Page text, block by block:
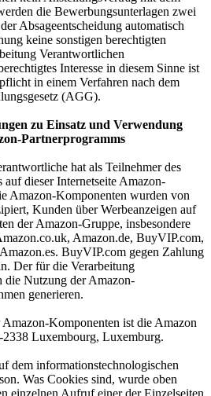
die Bewerbungsunterlagen zwei
Absageentscheidung automatisch
keine sonstigen berechtigten
Verantwortlichen
Interesse in diesem Sinne ist
in einem Verfahren nach dem
(AGG).
zu Einsatz und Verwendung
Partnerprogramms
hat als Teilnehmer des
dieser Internetseite Amazon-
Amazon-Komponenten wurden von
Kunden über Werbeanzeigen auf
der Amazon-Gruppe, insbesondere
Amazon.de, BuyVIP.com,
BuyVIP.com gegen Zahlung
Der für die Verarbeitung
die Nutzung der Amazon-
generieren.
Amazon-Komponenten ist die Amazon
Luxembourg, Luxemburg.
dem informationstechnologischen
Was Cookies sind, wurde oben
einzelnen Aufruf einer der Einzelseiten